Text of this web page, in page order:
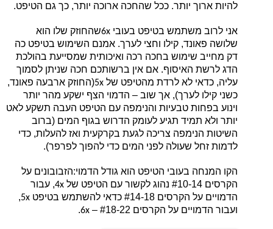
להיות ארוך יותר. ככל שהחכה ארוכה יותר, כך גם הטיפט.
אני לרוב משתמש בטיפט בעובי 6xשהחוזק שלו הוא
שלושה פאונד, קילו וחצי לערך. אמנם השימוש בטיפט כה
דק מחייב שימוש בחכה רכה ואיכותית שמסייעת בהולכת
הדג לרשת האיסוף. אם אין ברשותכם חכה שניתן לסמוך
עליה, כדאי לא לרדת מהטיפט של 5x(החוזק ארבעה פאונד,
כשני קילו לערך), אך שוב – הדמוי הצף ישקע מהר יותר
וינוע בפחות טבעיות והנימפה עם הטיפט העבה תשקע לאט
יותר ולא תמיד תגיע לעומק הדרוש בגוף המים (ברוב
השיטות הנימפה צריכה לגעת בקרקעית ואז להעלות, כדי
לדמות זחל שעולה לפני המים כדי להפוך לפרפר).
הקו המנחה בעובי הטיפט הוא גודל הדמוי:הזבובונים על
הקרסים #10-14 נהוג לקשור עם הטיפט של
4x, עבור
הדמויים על הקרסים #14-18 כדאי להשתמש בטיפט
5x
,
ועבור הדמויים על הקרסים #18-22 –
6x
.